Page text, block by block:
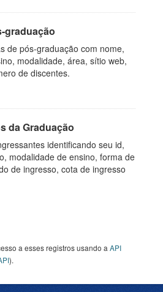
graduação
de pós-graduação com nome,
modalidade, área, sítio web,
de discentes.
da Graduação
identificando seu id,
modalidade de ensino, forma de
de ingresso, cota de ingresso
a esses registros usando a API
).